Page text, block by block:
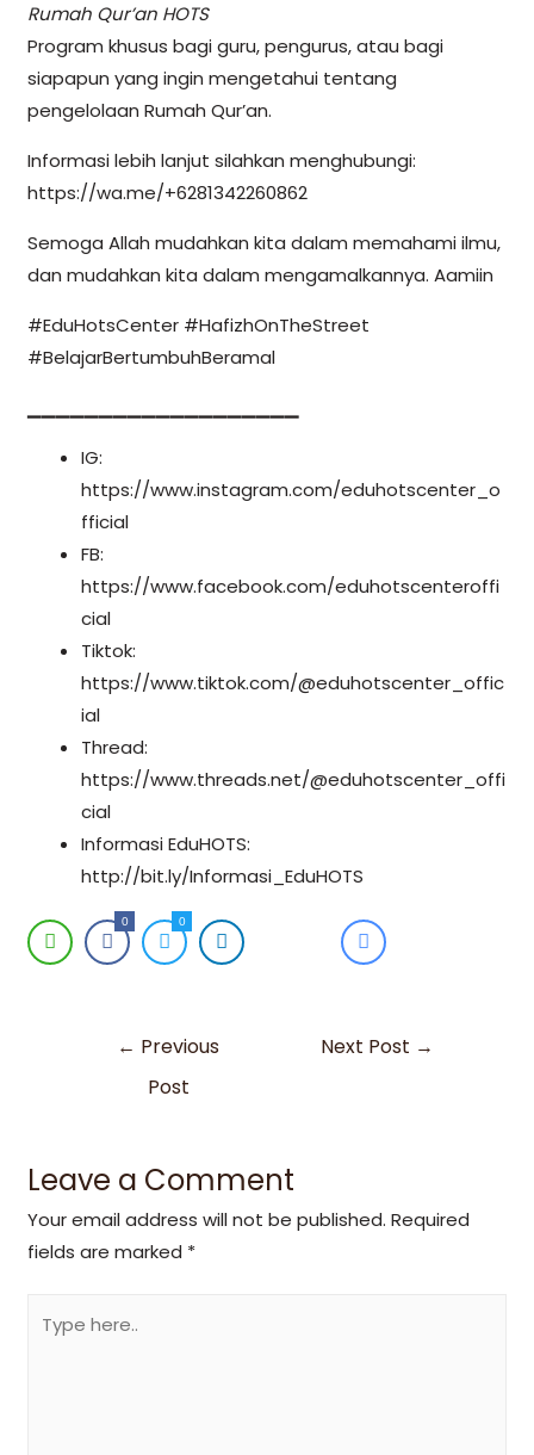
Rumah Qur’an HOTS
Program khusus bagi guru, pengurus, atau bagi
siapapun yang ingin mengetahui tentang
pengelolaan Rumah Qur’an.
Informasi lebih lanjut silahkan menghubungi:
https://wa.me/+6281342260862
Semoga Allah mudahkan kita dalam memahami ilmu,
dan mudahkan kita dalam mengamalkannya. Aamiin
#EduHotsCenter #HafizhOnTheStreet
#BelajarBertumbuhBeramal
IG:
https://www.instagram.com/eduhotscenter_o
fficial
FB:
https://www.facebook.com/eduhotscenteroffi
cial
Tiktok:
https://www.tiktok.com/@eduhotscenter_offic
ial
Thread:
https://www.threads.net/@eduhotscenter_offi
cial
Informasi EduHOTS:
http://bit.ly/Informasi_EduHOTS
0 0
← Previous
Post
Next Post →
Leave a Comment
Your email address will not be published. Required
fields are marked *